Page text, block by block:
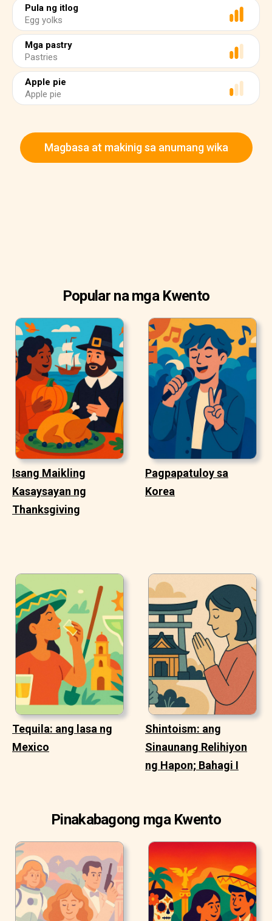
Pula ng itlog
Egg yolks
Mga pastry
Pastries
Apple pie
Apple pie
Magbasa at makinig sa anumang wika
Popular na mga Kwento
Isang Maikling
Kasaysayan ng
Thanksgiving
Pagpapatuloy sa
Korea
Tequila: ang lasa ng
Mexico
Shintoism: ang
Sinaunang Relihiyon
ng Hapon; Bahagi I
Pinakabagong mga Kwento